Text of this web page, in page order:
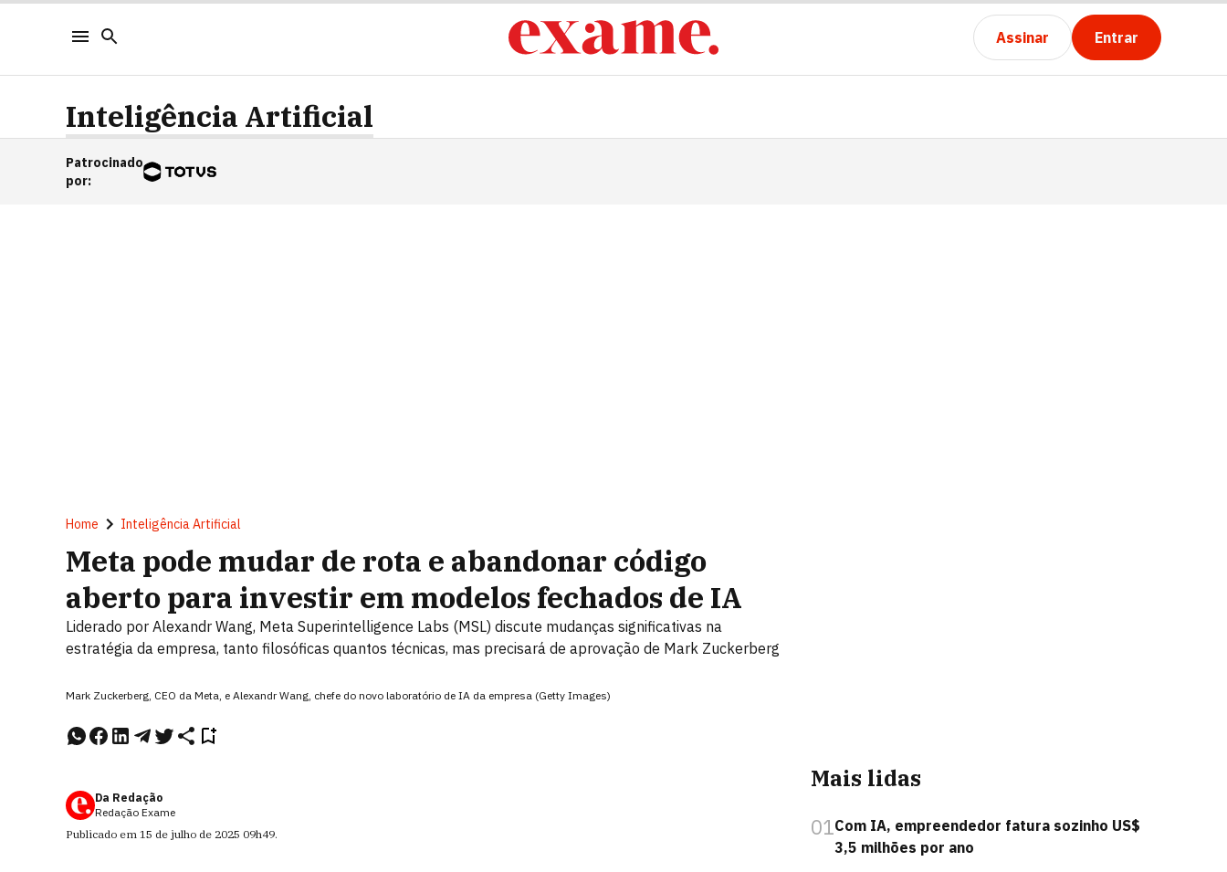
Assinar Entrar
Inteligência Artificial
Patrocinado
por:
Home Inteligência Artificial
Meta pode mudar de rota e abandonar código
aberto para investir em modelos fechados de IA
Liderado por Alexandr Wang, Meta Superintelligence Labs (MSL) discute mudanças significativas na
estratégia da empresa, tanto filosóficas quantos técnicas, mas precisará de aprovação de Mark Zuckerberg
Mark Zuckerberg, CEO da Meta, e Alexandr Wang, chefe do novo laboratório de IA da empresa (Getty Images)
Da Redação
Redação Exame
Publicado em 15 de julho de 2025 09h49.
Mais lidas
01Com IA, empreendedor fatura sozinho US$
3,5 milhões por ano